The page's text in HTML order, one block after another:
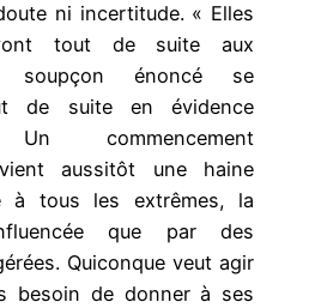
ni incertitude. « Elles
tout de suite aux
soupçon énoncé se
de suite en évidence
Un commencement
aussitôt une haine
à tous les extrêmes, la
que par des
Quiconque veut agir
besoin de donner à ses